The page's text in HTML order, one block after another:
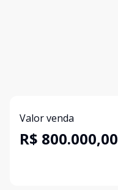
Valor venda
R$ 800.000,00